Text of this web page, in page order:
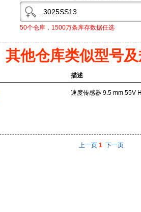
50个仓库，1500万条库存数据任选
其他仓库类似型号
描述
速度传感器 9.5 mm 55V
上一页 1 下一页